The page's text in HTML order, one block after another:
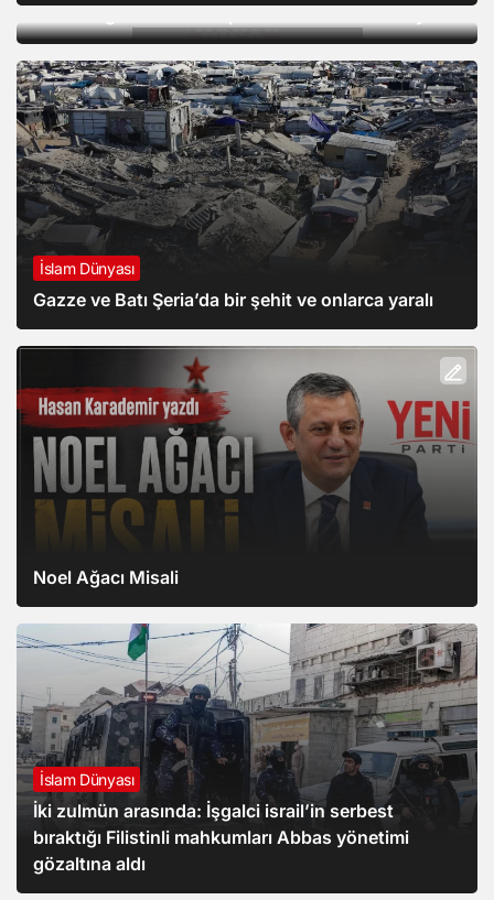
İslam Dünyası
Gazze ve Batı Şeria’da bir şehit ve onlarca yaralı
Noel Ağacı Misali
İslam Dünyası
İki zulmün arasında: İşgalci israil’in serbest
bıraktığı Filistinli mahkumları Abbas yönetimi
gözaltına aldı